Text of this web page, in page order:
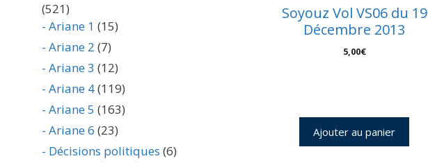
Soyouz Vol VS06 du 19
Décembre 2013
5,00€
Ajouter au panier
(521)
- Ariane 1 (15)
- Ariane 2 (7)
- Ariane 3 (12)
- Ariane 4(119)
- Ariane 5 (163)
- Ariane 6 (23)
- Décisions politiques (6)